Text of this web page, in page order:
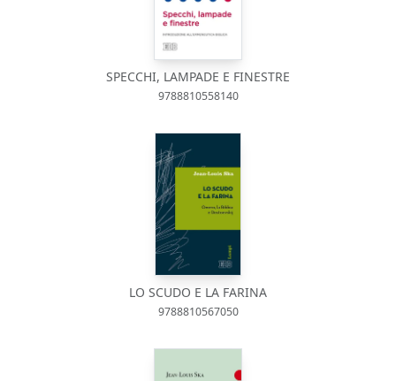
SPECCHI, LAMPADE E FINESTRE
9788810558140
LO SCUDO E LA FARINA
9788810567050